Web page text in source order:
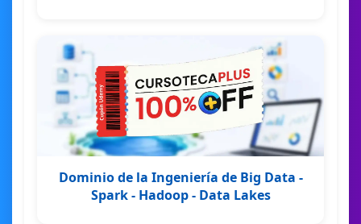
Dominio de la Ingeniería de Big Data -
Spark - Hadoop - Data Lakes